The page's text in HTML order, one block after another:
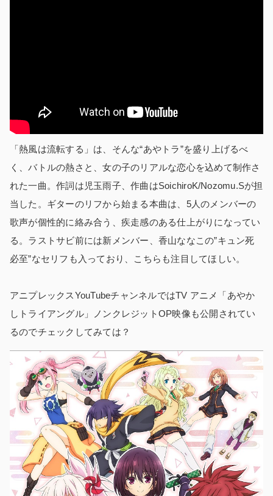
「熱風は流転する」は、そんな“あやトラ”を盛り上げるべ
く、バトルの熱さと、女の子のリアルな恋心を込めて制作さ
れた一曲。作詞は児玉雨子、作曲はSoichiroK/Nozomu.Sが担
当した。ギターのリフから始まる本曲は、5人のメンバーの
歌声が個性的に絡み合う、疾走感のある仕上がりになってい
る。ラストサビ前には新メンバー、香山ななこの”キュン死
必至”なセリフも入っており、こちらも注目してほしい。
アニプレックスYouTubeチャンネルではTV アニメ「あやか
しトライアングル」ノンクレジットOP映像も公開されてい
るのでチェックしてみては？